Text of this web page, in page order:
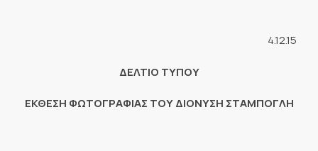
4.12.15
ΔΕΛΤΙΟ ΤΥΠΟΥ
ΕΚΘΕΣΗ ΦΩΤΟΓΡΑΦΙΑΣ ΤΟΥ ΔΙΟΝΥΣΗ ΣΤΑΜΠΟΓΛΗ